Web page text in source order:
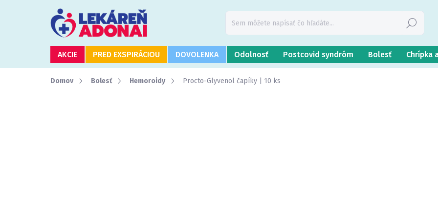
Hľadať
AKCIE PRED EXSPIRÁCIOU DOVOLENKA Odolnosť Postcovid syndróm Bolesť Chrípka
Domov Bolesť Hemoroidy Procto-Glyvenol čapíky | 10 ks